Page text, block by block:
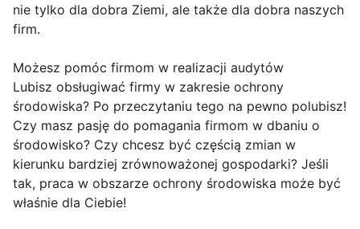
nie tylko dla dobra Ziemi, ale także dla dobra naszych
firm.
Możesz pomóc firmom w realizacji audytów
Lubisz obsługiwać firmy w zakresie ochrony
środowiska? Po przeczytaniu tego na pewno polubisz!
Czy masz pasję do pomagania firmom w dbaniu o
środowisko? Czy chcesz być częścią zmian w
kierunku bardziej zrównoważonej gospodarki? Jeśli
tak, praca w obszarze ochrony środowiska może być
właśnie dla Ciebie!